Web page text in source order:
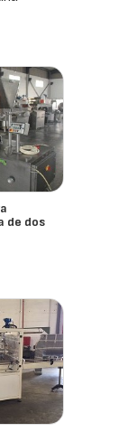
de dos